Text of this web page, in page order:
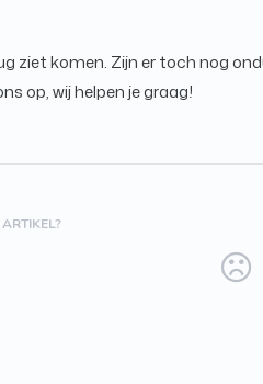
ziet komen. Zijn er toch nog
op, wij helpen je graag!